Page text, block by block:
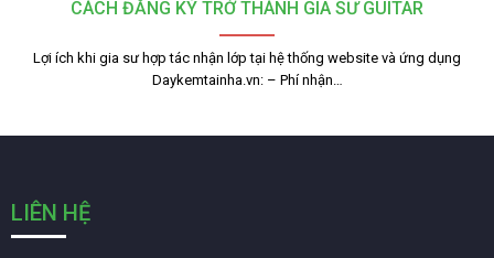
CÁCH ĐĂNG KÝ TRỞ THÀNH GIA SƯ GUITAR
Lợi ích khi gia sư hợp tác nhận lớp tại hệ thống website và ứng dụng
Daykemtainha.vn: – Phí nhận…
LIÊN HỆ